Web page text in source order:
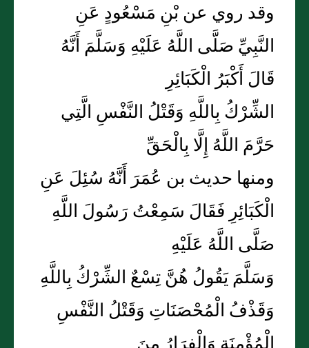
وقد روي عن بْنِ مَسْعُودٍ عَنِ
النَّبِيِّ صَلَّى اللَّهُ عَلَيْهِ وَسَلَّمَ أَنَّهُ
قَالَ أَكْبَرُ الْكَبَائِرِ
الشِّرْكُ بِاللَّهِ وَقَتْلُ النَّفْسِ الَّتِي
حَرَّمَ اللَّهُ إِلَّا بِالْحَقِّ
ومنها حديث بن عُمَرَ أَنَّهُ سُئِلَ عَنِ
الْكَبَائِرِ فَقَالَ سَمِعْتُ رَسُولَ اللَّهِ
صَلَّى اللَّهُ عَلَيْهِ
وَسَلَّمَ يَقُولُ هُنَّ تِسْعٌ الشِّرْكُ بِاللَّهِ
وَقَذْفُ الْمُحْصَنَاتِ وَقَتْلُ النَّفْسِ